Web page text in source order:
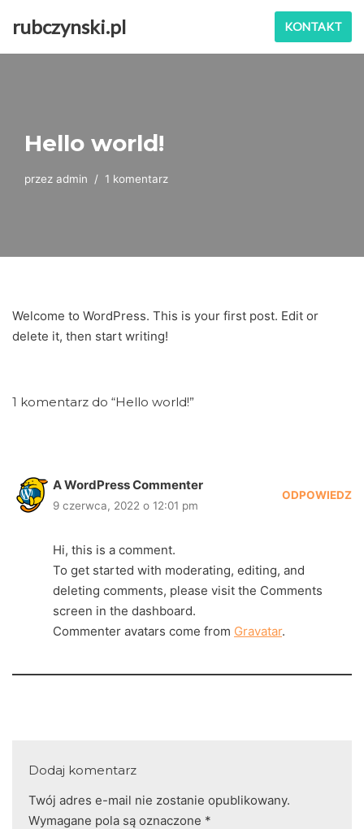
rubczynski.pl KONTAKT
Hello world!
przez admin 1 komentarz
Welcome to WordPress. This is your first post. Edit or
delete it, then start writing!
1 komentarz do “Hello world!”
A WordPress Commenter
9 czerwca, 2022 o 12:01 pm
ODPOWIEDZ
Hi, this is a comment.
To get started with moderating, editing, and
deleting comments, please visit the Comments
screen in the dashboard.
Commenter avatars come from Gravatar.
Dodaj komentarz
Twój adres e-mail nie zostanie opublikowany.
Wymagane pola są oznaczone *